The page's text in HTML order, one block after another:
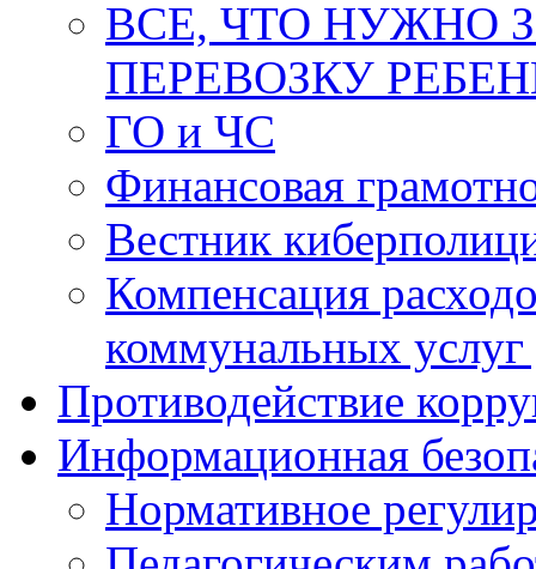
ВСЕ, ЧТО НУЖНО
ПЕРЕВОЗКУ
ГО и ЧС
Финансовая
Вестник
Компенсация
коммунальных услуг
Противодействие
Информационная
Нормативное